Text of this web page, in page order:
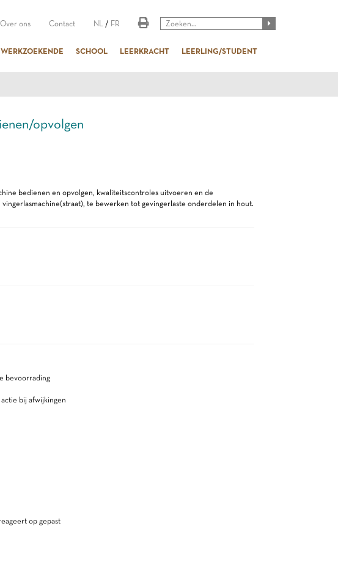
Over ons Contact NL / FR
WERKZOEKENDE SCHOOL LEERKRACHT LEERLING/STUDENT
opvolgen
bedienen en opvolgen, kwaliteitscontroles uitvoeren en de
te bewerken tot gevingerlaste onderdelen in hout.
bevoorrading
bij afwijkingen
op gepast